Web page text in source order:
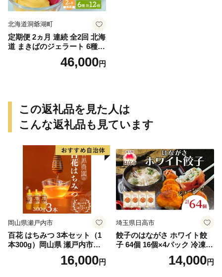
北海道洞爺湖町
定期便 2ヵ月 連続 全2回 北海
道 まきばのジェラート 6種
各2個 計12個 セット ジェラ
ート ミルク 赤しそ カムイミ
ト アイス 牛乳 送料無料
46,000円
この返礼品を見た人は
こんな返礼品も見ています
岡山県瀬戸内市
百花 はちみつ 3本セット（1
本300g）岡山県 瀬戸内市産
石黒農園 ヨーグルト パン 砂
糖の代わり 香り高い いい香
16,000円
埼玉県日高市
餃子のはながさ ホワイト餃
子 64個 16個×4パック 冷凍
中華 点心 B級グルメ ご当地
野菜 おつまみ おかず 簡単調
14,000円